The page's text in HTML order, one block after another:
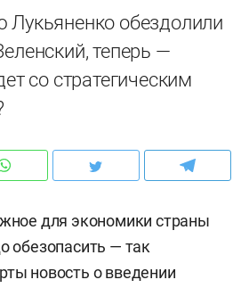
обездолили
теперь —
со стратегическим
для экономики страны
обезопасить — так
новость о введении